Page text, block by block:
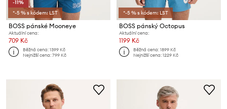
-11%
*-5 % s kódem: LST
BOSS pánské Mooneye
Aktuální cena:
709 Kč
Běžná cena:1399 Kč
Nejnižší cena:799 Kč
*-5 % s kódem: LST
BOSS pánský Octopus
Aktuální cena:
1199 Kč
Běžná cena:1899 Kč
Nejnižší cena:1229 Kč